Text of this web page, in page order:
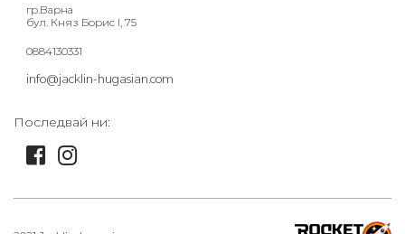
гр.Варна
бул. Княз Борис I, 75
0884130331
info@jacklin-hugasian.com
Последвай ни: